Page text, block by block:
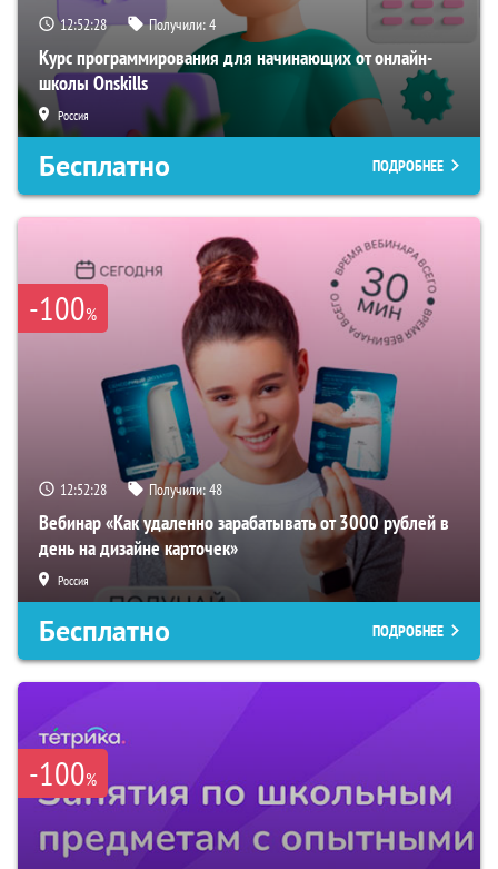
12:52:27 Получили:4
Курс программирования для начинающих от онлайн-
школы Onskills
Россия
Бесплатно ПОДРОБНЕЕ
-100%
12:52:27 Получили:48
Вебинар «Как удаленно зарабатывать от 3000 рублей в
день на дизайне карточек»
Россия
Бесплатно ПОДРОБНЕЕ
-100%